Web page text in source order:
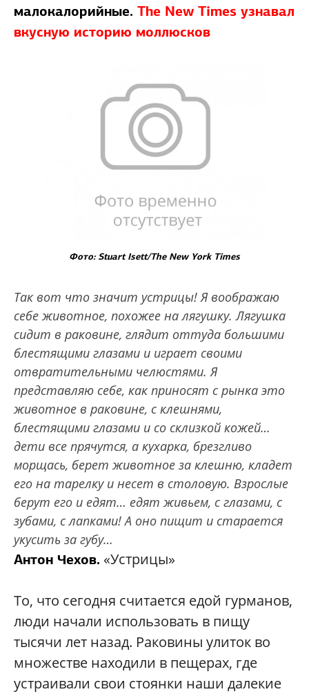
малокалорийные. The New Times узнавал
вкусную историю моллюсков
Фото: Stuart Isett/The New York Times
Так вот что значит устрицы! Я воображаю
себе животное, похожее на лягушку. Лягушка
сидит в раковине, глядит оттуда большими
блестящими глазами и играет своими
отвратительными челюстями. Я
представляю себе, как приносят с рынка это
животное в раковине, с клешнями,
блестящими глазами и со склизкой кожей…
дети все прячутся, а кухарка, брезгливо
морщась, берет животное за клешню, кладет
его на тарелку и несет в столовую. Взрослые
берут его и едят… едят живьем, с глазами, с
зубами, с лапками! А оно пищит и старается
укусить за губу…
Антон Чехов. «Устрицы»
То, что сегодня считается едой гурманов,
люди начали использовать в пищу
тысячи лет назад. Раковины улиток во
множестве находили в пещерах, где
устраивали свои стоянки наши далекие